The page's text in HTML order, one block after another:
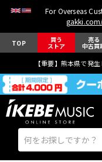
For Overseas
TOP 買う
ストア
売る
中古買
【重要】熊本県で発